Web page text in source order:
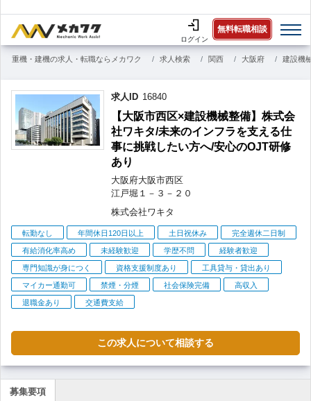
ログイン
無料転職相談
重機・建機の求人・転職ならメカワク 求人検索 関西 大阪府 建設機
求人ID 16840
【大阪市西区×建設機械整備】株式会
社ワキタ/未来のインフラを支える仕
事に挑戦したい方へ/安心のOJT研修
あり
大阪府大阪市西区
江戸堀 １－３－２０
株式会社ワキタ
だ
わ
り
転勤なし 年間休日120日以上 土日祝休み 完全週休二日制
有給消化率高め 未経験歓迎 学歴不問 経験者歓迎
専門知識が身につく 資格支援制度あり 工具貸与・貸出あり
マイカー通勤可 禁煙・分煙 社会保険完備 高収入
退職金あり 交通費支給
この求人について相談する
募集要項